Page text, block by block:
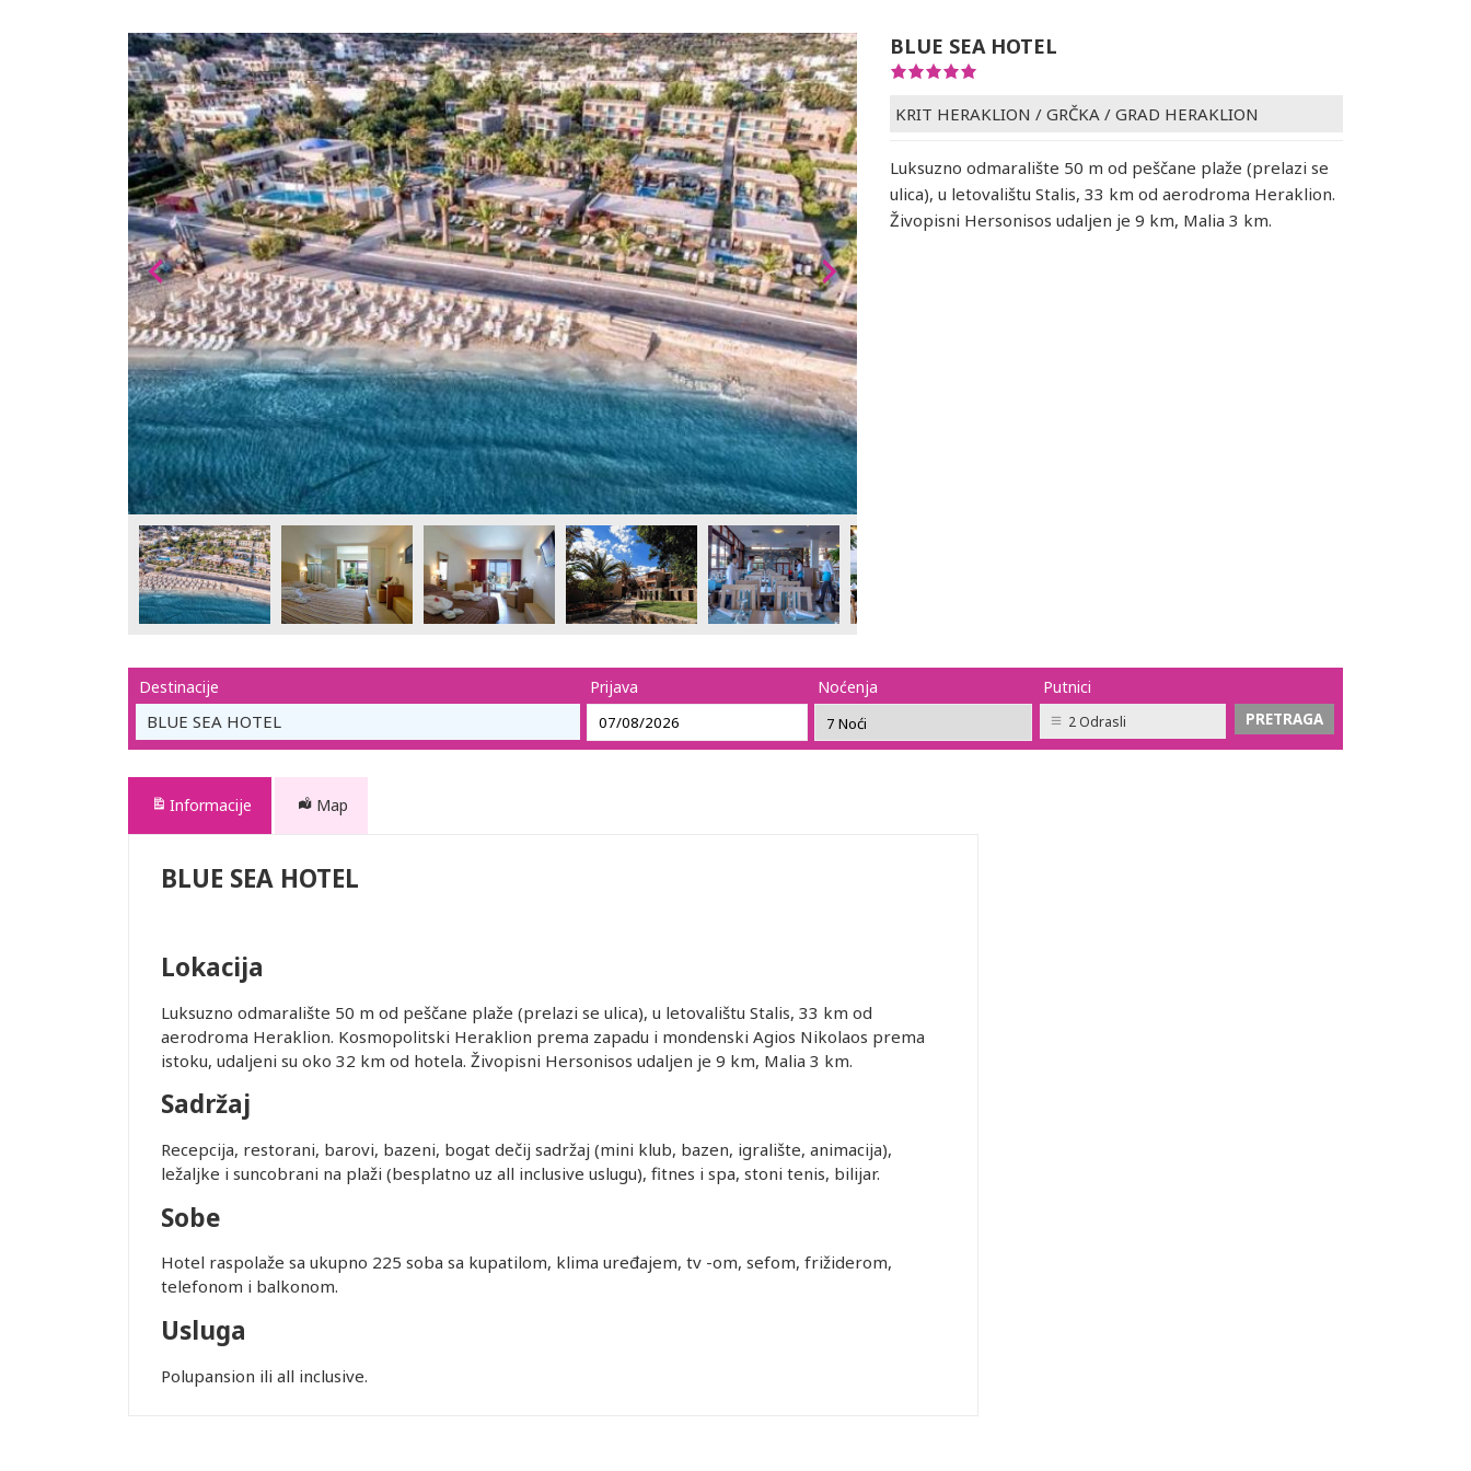
BLUE SEA HOTEL
KRIT HERAKLION / GRČKA / GRAD HERAKLION
Luksuzno odmaralište 50 m od peščane plaže (prelazi se
ulica), u letovalištu Stalis, 33 km od aerodroma Heraklion.
Živopisni Hersonisos udaljen je 9 km, Malia 3 km.
Destinacije
BLUE SEA HOTEL
Prijava Noćenja Putnici
2 Odrasli
Informacije Map
BLUE SEA HOTEL
Lokacija
Luksuzno odmaralište 50 m od peščane plaže (prelazi se ulica), u letovalištu Stalis, 33 km od
aerodroma Heraklion. Kosmopolitski Heraklion prema zapadu i mondenski Agios Nikolaos prema
istoku, udaljeni su oko 32 km od hotela. Živopisni Hersonisos udaljen je 9 km, Malia 3 km.
Sadržaj
Recepcija, restorani, barovi, bazeni, bogat dečij sadržaj (mini klub, bazen, igralište, animacija),
ležaljke i suncobrani na plaži (besplatno uz all inclusive uslugu), fitnes i spa, stoni tenis, bilijar.
Sobe
Hotel raspolaže sa ukupno 225 soba sa kupatilom, klima uređajem, tv -om, sefom, frižiderom,
telefonom i balkonom.
Usluga
Polupansion ili all inclusive.